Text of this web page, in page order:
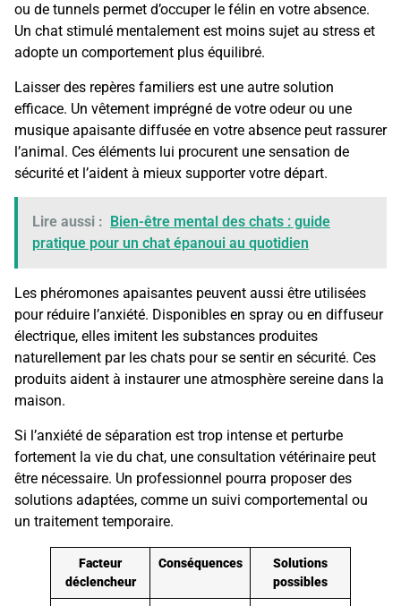
ou de tunnels permet d’occuper le félin en votre absence.
Un chat stimulé mentalement est moins sujet au stress et
adopte un comportement plus équilibré.
Laisser des repères familiers est une autre solution
efficace. Un vêtement imprégné de votre odeur ou une
musique apaisante diffusée en votre absence peut rassurer
l’animal. Ces éléments lui procurent une sensation de
sécurité et l’aident à mieux supporter votre départ.
Lire aussi :
Bien-être mental des chats : guide
pratique pour un chat épanoui au quotidien
Les phéromones apaisantes peuvent aussi être utilisées
pour réduire l’anxiété. Disponibles en spray ou en diffuseur
électrique, elles imitent les substances produites
naturellement par les chats pour se sentir en sécurité. Ces
produits aident à instaurer une atmosphère sereine dans la
maison.
Si l’anxiété de séparation est trop intense et perturbe
fortement la vie du chat, une consultation vétérinaire peut
être nécessaire. Un professionnel pourra proposer des
solutions adaptées, comme un suivi comportemental ou
un traitement temporaire.
Facteur
déclencheur
Conséquences
Solutions
possibles